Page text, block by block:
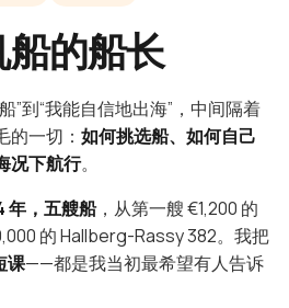
船的船长
”到“我能自信地出海”，中间隔着
一切： 如何挑选船、如何自己
况下航行。
年，五艘船，从第一艘 €1,200 的
的 Hallberg-Rassy 382。我把
课——都是我当初最希望有人告诉